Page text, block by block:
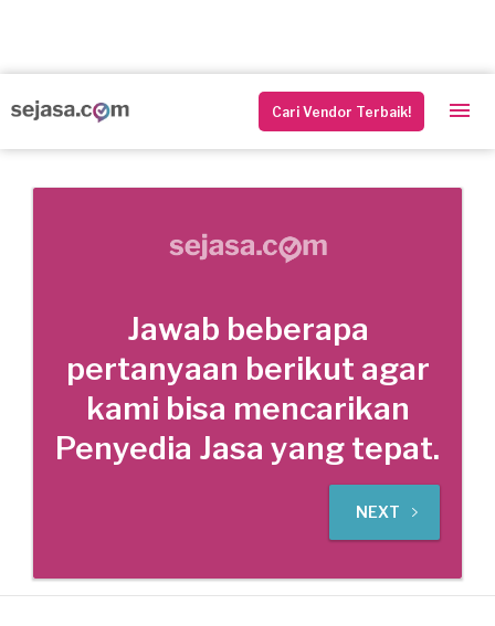
Cari Vendor Terbaik!
Jawab beberapa
pertanyaan berikut agar
kami bisa mencarikan
Penyedia Jasa yang tepat.
NEXT